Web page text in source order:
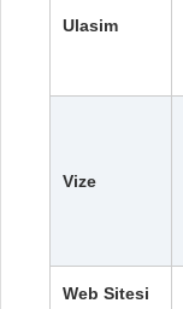
Ulasim
Vize
Web Sitesi